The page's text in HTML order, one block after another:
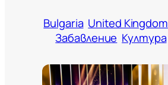
Bulgaria United Kingdom
Забавление Култура